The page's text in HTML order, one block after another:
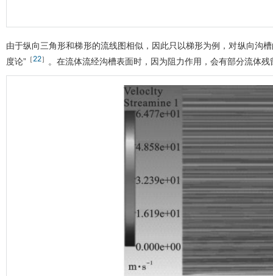
由于纵向三角形和梯形的流线图相似，因此只以梯形为例，对纵向沟
度论” ［22］ 。在流体流经沟槽表面时，因为阻力作用，会有部分流体